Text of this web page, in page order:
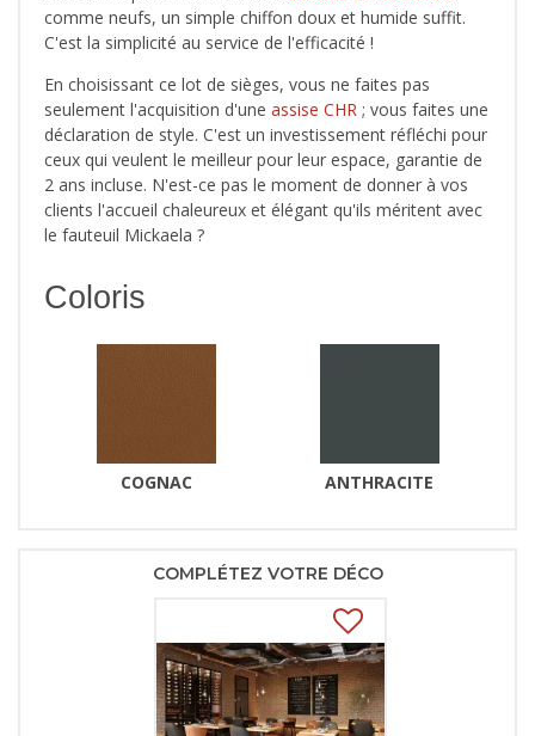
comme neufs, un simple chiffon doux et humide suffit.
C'est la simplicité au service de l'efficacité !
En choisissant ce lot de sièges, vous ne faites pas
seulement l'acquisition d'une assise CHR ; vous faites une
déclaration de style. C'est un investissement réfléchi pour
ceux qui veulent le meilleur pour leur espace, garantie de
2 ans incluse. N'est-ce pas le moment de donner à vos
clients l'accueil chaleureux et élégant qu'ils méritent avec
le fauteuil Mickaela ?
Coloris
COGNAC ANTHRACITE
COMPLÉTEZ VOTRE DÉCO